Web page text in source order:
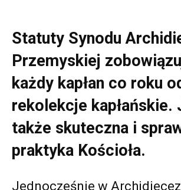
Statuty Synodu
Przemyskiej
każdy kapłan co roku
rekolekcje kapłańskie.
także skuteczna i
praktyka Kościoła.
Jednocześnie w